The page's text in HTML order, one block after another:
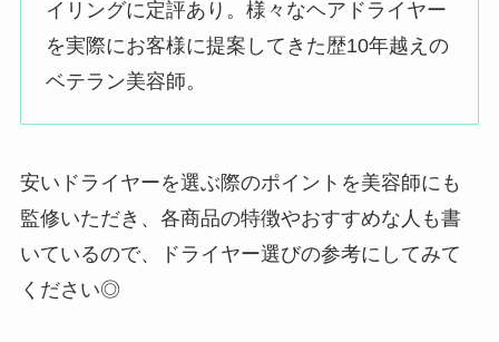
イリングに定評あり。様々なヘアドライヤー
を実際にお客様に提案してきた歴10年越えの
ベテラン美容師。
安いドライヤーを選ぶ際のポイントを美容師にも
監修いただき、各商品の特徴やおすすめな人も書
いているので、ドライヤー選びの参考にしてみて
ください◎